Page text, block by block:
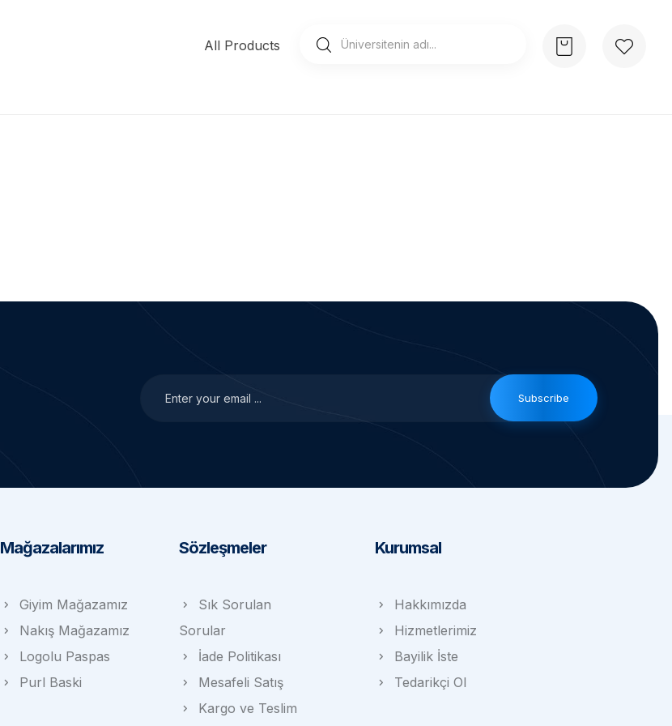
All Products
Subscribe
Mağazalarımız
Giyim Mağazamız
Nakış Mağazamız
Logolu Paspas
Purl Baski
Sözleşmeler
Sık Sorulan
Sorular
İade Politikası
Mesafeli Satış
Kargo ve Teslim
Kurumsal
Hakkımızda
Hizmetlerimiz
Bayilik İste
Tedarikçi Ol